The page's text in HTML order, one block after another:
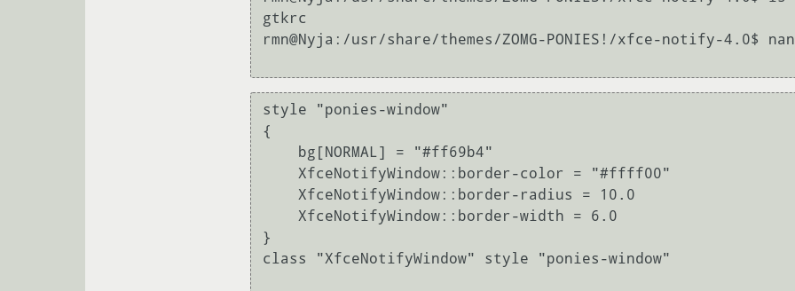
gtkrc
rmn@Nyja:/usr/share/themes/ZOMG-PONIES!/xfce-notify-4.0$
style "ponies-window"
{
}
class "XfceNotifyWindow" style "ponies-window"